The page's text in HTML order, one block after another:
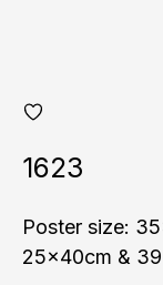
fav
1623
Poster size:
25x40cm &